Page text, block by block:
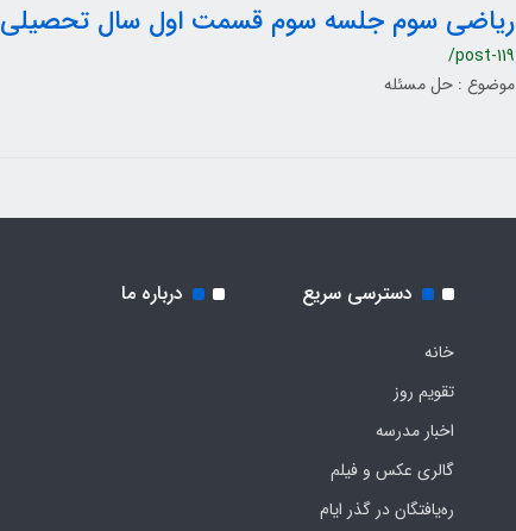
ریاضی سوم جلسه سوم قسمت اول سال تحصیلی 1400-1399
/post-119
موضوع : حل مسئله
دسترسی سریع
خانه
تقویم روز
اخبار مدرسه
گالری عکس و فیلم
ره‌یافتگان در گذر ایام
درباره ما